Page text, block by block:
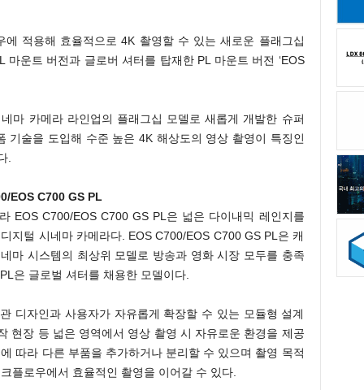
적용해 효율적으로 4K 촬영할 수 있는 새로운 플래그십
마운트 버전과 글로버 셔터를 탑재한 PL 마운트 버전 ‘EOS
마 카메라 라인업의 플래그십 모델로 새롭게 개발한 슈퍼
기술을 도입해 수준 높은 4K 해상도의 영상 촬영이 특징인
.
EOS C700 GS PL
EOS C700/EOS C700 GS PL은 넓은 다이내믹 레인지를
지털 시네마 카메라다. EOS C700/EOS C700 GS PL은 캐
마 시스템의 최상위 모델로 방송과 영화 시장 모두를 충족
은 글로벌 셔터를 채용한 모델이다.
디자인과 사용자가 자유롭게 확장할 수 있는 모듈형 설계
현장 등 넓은 영역에서 영상 촬영 시 자유로운 환경을 제공
따라 다른 부품을 추가하거나 분리할 수 있으며 촬영 목적
플로우에서 효율적인 촬영을 이어갈 수 있다.